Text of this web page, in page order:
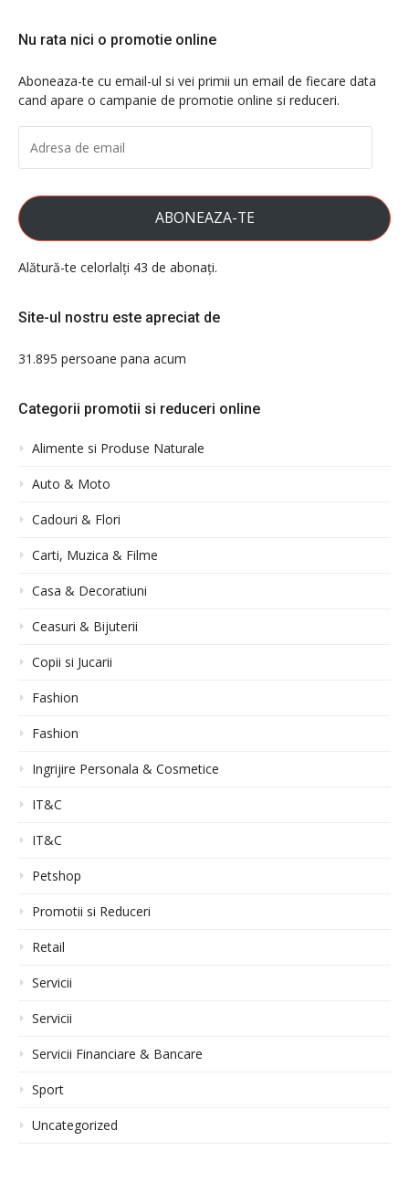
Nu rata nici o promotie online
Aboneaza-te cu email-ul si vei primii un email de fiecare data
cand apare o campanie de promotie online si reduceri.
DE
EMAIL
ABONEAZA-TE
Alătură-te celorlalți 43 de abonați.
Site-ul nostru este apreciat de
31.895 persoane pana acum
Categorii promotii si reduceri online
Alimente si Produse Naturale
Auto & Moto
Cadouri & Flori
Carti, Muzica & Filme
Casa & Decoratiuni
Ceasuri & Bijuterii
Copii si Jucarii
Fashion
Fashion
Ingrijire Personala & Cosmetice
IT&C
IT&C
Petshop
Promotii si Reduceri
Retail
Servicii
Servicii
Servicii Financiare & Bancare
Sport
Uncategorized